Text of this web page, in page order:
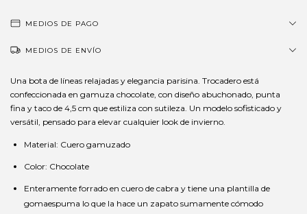
MEDIOS DE PAGO
MEDIOS DE ENVÍO
Una bota de líneas relajadas y elegancia parisina. Trocadero está
confeccionada en gamuza chocolate, con diseño abuchonado, punta
fina y taco de 4,5 cm que estiliza con sutileza. Un modelo sofisticado y
versátil, pensado para elevar cualquier look de invierno.
Material: Cuero gamuzado
Color: Chocolate
Enteramente forrado en cuero de cabra y tiene una plantilla de
gomaespuma lo que la hace un zapato sumamente cómodo